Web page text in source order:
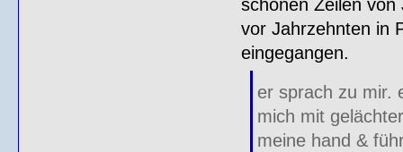
schönen Zeilen
vor Jahrzehnten in
eingegangen.
er sprach zu mir.
mich mit
meine hand &